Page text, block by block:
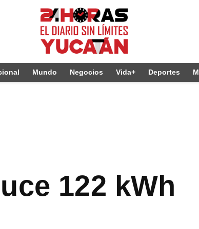
Mundo Negocios Vida+ Deportes
122 kWh